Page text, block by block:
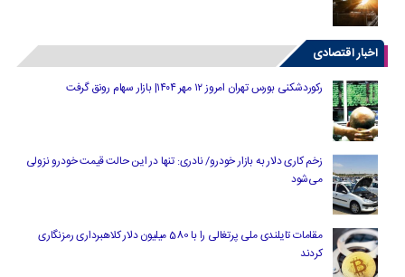
اخبار اقتصادی
رکوردشکنی بورس تهران امروز ۱۲ مهر ۱۴۰۴| بازار سهام رونق گرفت
زخم کاری دلار به بازار خودرو/ نادری: تنها در این حالت قیمت خودرو نزولی
می‌شود
مقامات تایلندی ملی پرتغالی را با 580 میلیون دلار کلاهبرداری رمزنگاری
کردند